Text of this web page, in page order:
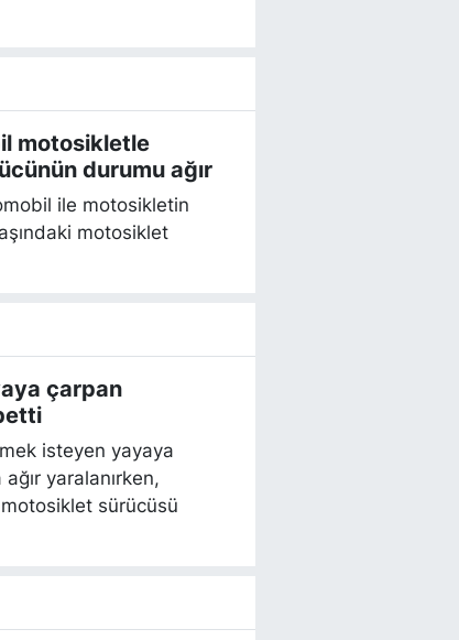
motosikletle
durumu ağır
ile motosikletin
motosiklet
çarpan
isteyen yayaya
yaralanırken,
sürücüsü